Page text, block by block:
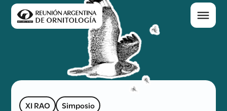
XI RAO Simposio